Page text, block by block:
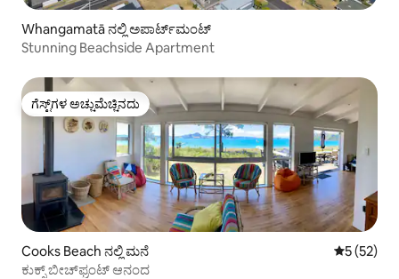
Whangamatā ನಲ್ಲಿ ಅಪಾರ್ಟ್‌ಮಂಟ್
Stunning Beachside Apartment
ಗೆಸ್ಟ್‌ಗಳ ಅಚ್ಚುಮೆಚ್ಚಿನದು
ಗೆಸ್ಟ್‌ಗಳ ಅಚ್ಚುಮೆಚ್ಚಿನದು
Cooks Beach ನಲ್ಲಿ ಮನೆ 5 ರಲ್ಲಿ 5
5 (52)
ಕುಕ್ಸ್ ಬೀಚ್‌ಫ್ರಂಟ್ ಆನಂದ